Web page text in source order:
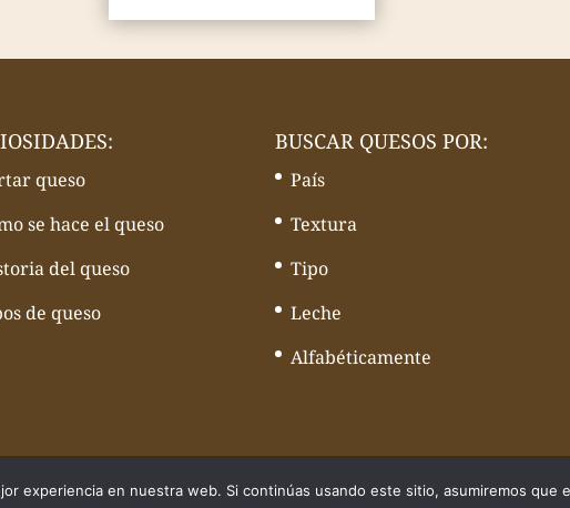
queso
se hace el queso
del queso
de queso
BUSCAR QUESOS POR:
País
Textura
Tipo
Leche
Alfabéticamente
- Web desarrollado porVolcànic Internet
experiencia en nuestra web. Si continúas usando este sitio, asumiremos que